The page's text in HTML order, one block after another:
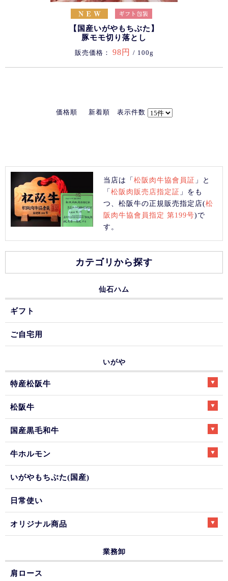
【国産いがやもちぶた】
豚モモ切り落とし
販売価格： 98円 / 100g
価格順 新着順 表示件数
当店は「松阪肉牛協會員証 」と
「松阪肉販売店指定証 」をも
つ、松阪牛の正規販売指定店(松
阪肉牛協會員指定 第199号)で
す。
カテゴリから探す
仙石ハム
ギフト
ご自宅用
いがや
特産松阪牛
松阪牛
国産黒毛和牛
牛ホルモン
いがやもちぶた(国産)
日常使い
オリジナル商品
業務卸
肩ロース